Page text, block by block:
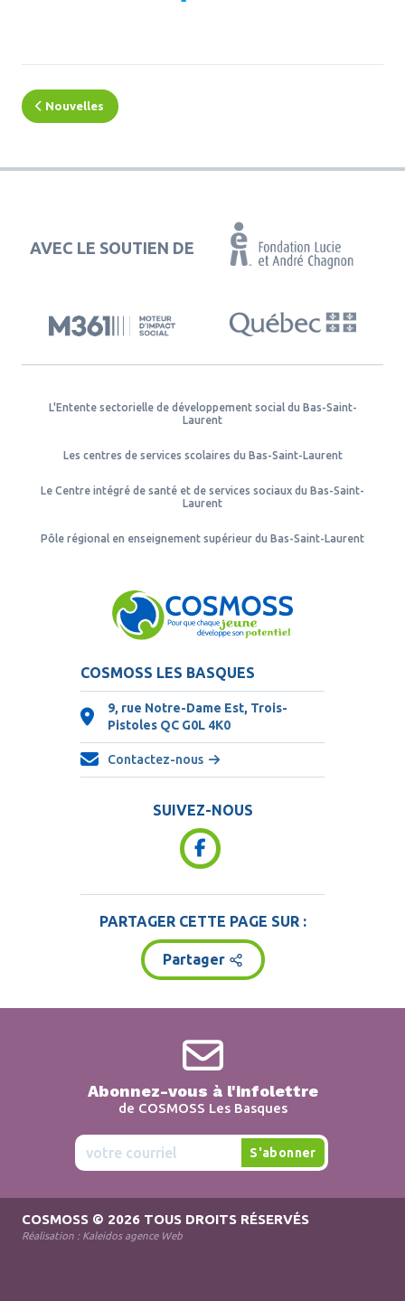
Nouvelles
AVEC LE SOUTIEN DE
L'Entente sectorielle de développement social du Bas-Saint-
Laurent
Les centres de services scolaires du Bas-Saint-Laurent
Le Centre intégré de santé et de services sociaux du Bas-Saint-
Laurent
Pôle régional en enseignement supérieur du Bas-Saint-Laurent
COSMOSS LES BASQUES
9, rue Notre-Dame Est, Trois-
Pistoles QC G0L 4K0
Contactez-nous
SUIVEZ-NOUS
PARTAGER CETTE PAGE SUR :
Partager
Abonnez-vous à l'infolettre
de COSMOSS Les Basques
COSMOSS© 2026 TOUS DROITS RÉSERVÉS
Réalisation : Kaleidos agence Web